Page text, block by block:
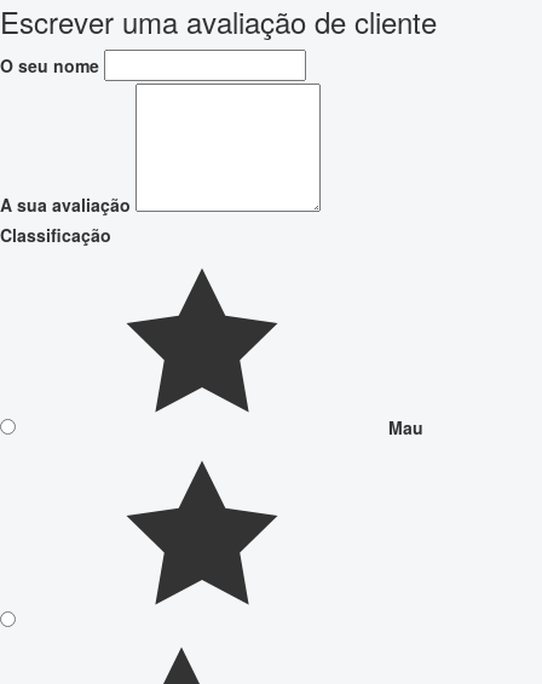
Escrever uma avaliação de cliente
O seu nome
A sua avaliação
Classificação
Mau